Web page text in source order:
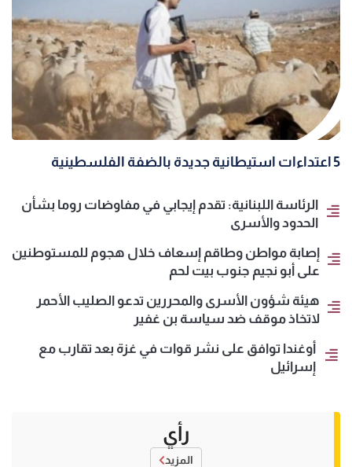
5 اعتداءات استيطانية جديدة بالضفة الفلسطينية
الرئاسة اللبنانية: تقدم إيجابي في مفاوضات روما بشأن
الحدود والأسرى
إصابة مواطن وطاقم إسعاف خلال هجوم للمستوطنين
على أبو نجيم جنوب بيت لحم
هيئة شؤون الأسرى والمحررين تدعو الصليب الأحمر
لاتخاذ موقف ضد سياسة بن غفير
أوغندا توافق على نشر قوات في غزة بعد تقارب مع
إسرائيل
رأي
المزيد